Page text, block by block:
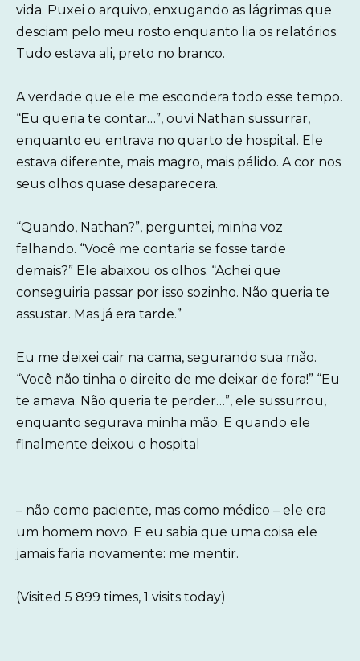
vida. Puxei o arquivo, enxugando as lágrimas que
desciam pelo meu rosto enquanto lia os relatórios.
Tudo estava ali, preto no branco.
A verdade que ele me escondera todo esse tempo.
“Eu queria te contar…”, ouvi Nathan sussurrar,
enquanto eu entrava no quarto de hospital. Ele
estava diferente, mais magro, mais pálido. A cor nos
seus olhos quase desaparecera.
“Quando, Nathan?”, perguntei, minha voz
falhando. “Você me contaria se fosse tarde
demais?” Ele abaixou os olhos. “Achei que
conseguiria passar por isso sozinho. Não queria te
assustar. Mas já era tarde.”
Eu me deixei cair na cama, segurando sua mão.
“Você não tinha o direito de me deixar de fora!” “Eu
te amava. Não queria te perder…”, ele sussurrou,
enquanto segurava minha mão. E quando ele
finalmente deixou o hospital
– não como paciente, mas como médico – ele era
um homem novo. E eu sabia que uma coisa ele
jamais faria novamente: me mentir.
(Visited 5 899 times, 1 visits today)